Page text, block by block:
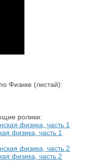
Физике (листай):
ролики:
физика, часть 1
физика, часть 2